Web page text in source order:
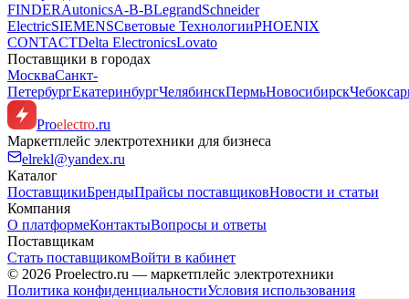
FINDERAutonicsA-B-BLegrandSchneider
ElectricSIEMENSСветовые ТехнологииPHOENIX
CONTACTDelta ElectronicsLovato
Поставщики в городах
МоскваСанкт-
ПетербургЕкатеринбургЧелябинскПермьНовосибирск
Proelectro.ru
Маркетплейс электротехники для бизнеса
elrekl@yandex.ru
Каталог
ПоставщикиБрендыПрайсы поставщиковНовости и статьи
Компания
О платформеКонтактыВопросы и ответы
Поставщикам
Стать поставщикомВойти в кабинет
© 2026 Proelectro.ru — маркетплейс электротехники
Политика конфиденциальностиУсловия использования